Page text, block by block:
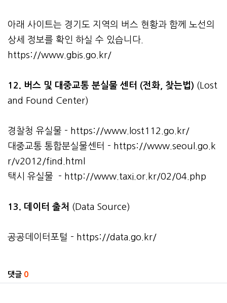
아래 사이트는 경기도 지역의 버스 현황과 함께 노선의
상세 정보를 확인 하실 수 있습니다.
https://www.gbis.go.kr/
12. 버스 및 대중교통 분실물 센터 (전화, 찾는법) (Lost
and Found Center)
경찰청 유실물 - https://www.lost112.go.kr/
대중교통 통합분실물센터 - https://www.seoul.go.k
r/v2012/find.html
택시 유실물 - http://www.taxi.or.kr/02/04.php
13. 데이터 출처 (Data Source)
공공데이터포털 - https://data.go.kr/
댓글 0